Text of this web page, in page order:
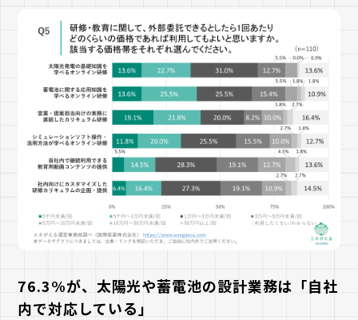
76.3%が、太陽光や蓄電池の設計業務は「自社
内で対応している」